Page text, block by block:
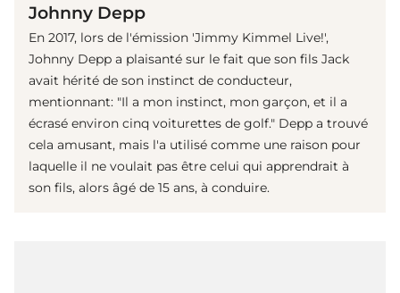
Johnny Depp
En 2017, lors de l'émission 'Jimmy Kimmel Live!',
Johnny Depp a plaisanté sur le fait que son fils Jack
avait hérité de son instinct de conducteur,
mentionnant: "Il a mon instinct, mon garçon, et il a
écrasé environ cinq voiturettes de golf." Depp a trouvé
cela amusant, mais l'a utilisé comme une raison pour
laquelle il ne voulait pas être celui qui apprendrait à
son fils, alors âgé de 15 ans, à conduire.